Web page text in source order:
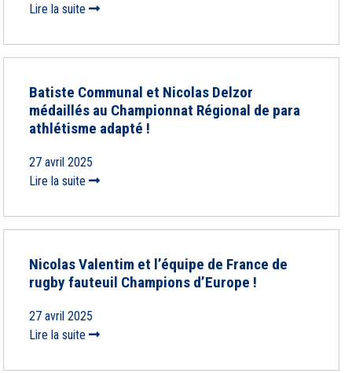
Lire la suite
Batiste Communal et Nicolas Delzor
médaillés au Championnat Régional de para
athlétisme adapté !
27 avril 2025
Lire la suite
Nicolas Valentim et l’équipe de France de
rugby fauteuil Champions d’Europe !
27 avril 2025
Lire la suite